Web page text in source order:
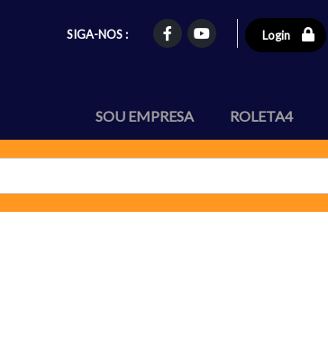
SIGA-NOS : Login
SOU EMPRESA ROLETA4